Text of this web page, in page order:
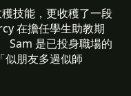
技能，更收穫了一段
在擔任學生助教期
Sam 是已投身職場的
似朋友多過似師